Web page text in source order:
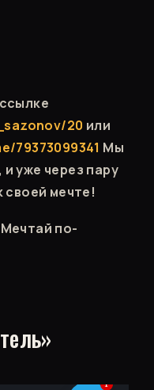
20 или
79373099341 Мы
уже через пару
своей мечте!
по-